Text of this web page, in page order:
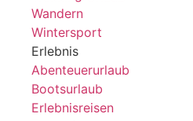
Wandern
Wintersport
Erlebnis
Abenteuerurlaub
Bootsurlaub
Erlebnisreisen